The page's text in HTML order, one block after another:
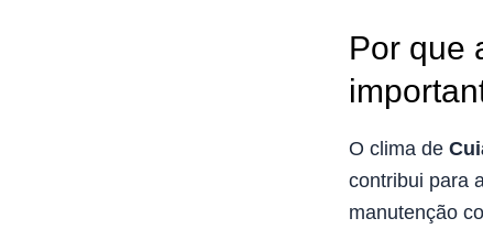
Por que
O clima de
contribui para
manutenção